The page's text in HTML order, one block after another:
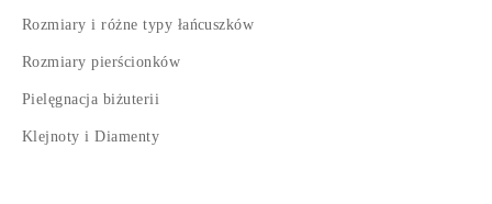
Rozmiary i różne typy łańcuszków
Rozmiary pierścionków
Pielęgnacja biżuterii
Klejnoty i Diamenty